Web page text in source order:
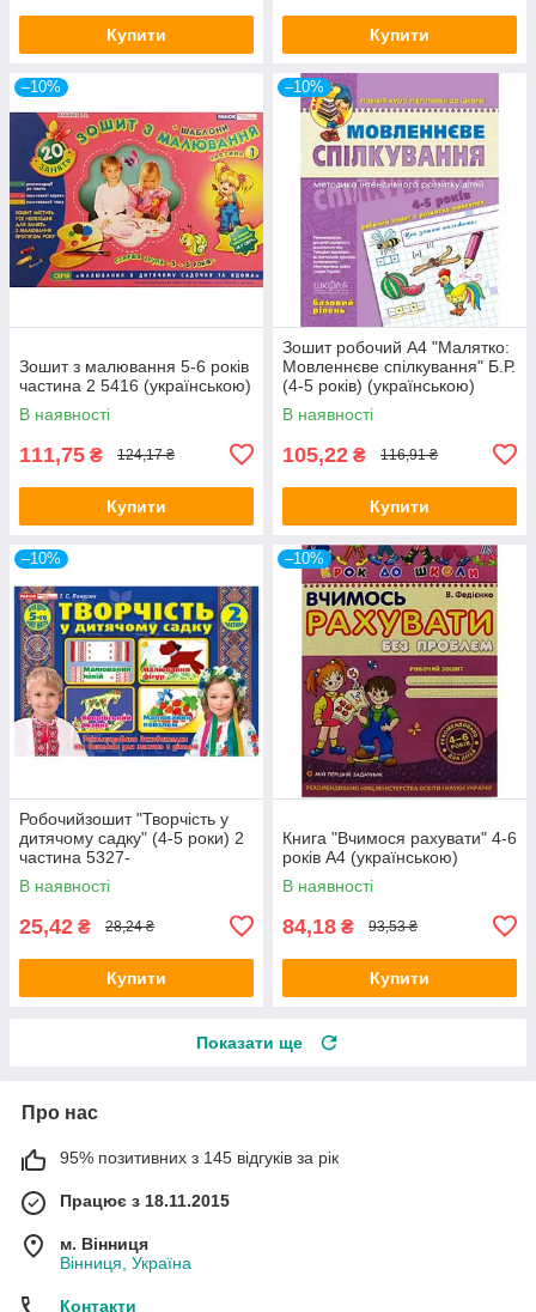
Купити Купити
–10%
Зошит з малювання 5-6 років
частина 2 5416 (українською)
В наявності
111,75 ₴ 124,17 ₴
Купити
–10%
Зошит робочий A4 "Малятко:
Мовленнєве спілкування" Б.Р.
(4-5 років) (українською)
Школа (топ-1)
В наявності
105,22 ₴ 116,91 ₴
Купити
–10%
Робочийзошит "Творчість у
дитячому садку" (4-5 роки) 2
частина 5327-
1813512113106У
(українською) Ранок (топ-1)
В наявності
25,42 ₴ 28,24 ₴
Купити
–10%
Книга "Вчимося рахувати" 4-6
років А4 (українською)
В наявності
84,18 ₴ 93,53 ₴
Купити
Показати ще
Про нас
95% позитивних з 145 відгуків за рік
Працює з 18.11.2015
м. Вінниця
Вінниця, Україна
Контакти